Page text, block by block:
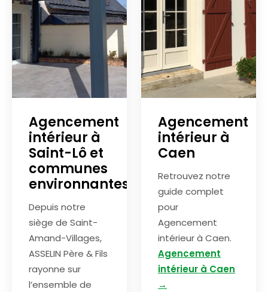
Agencement
intérieur à
Saint-Lô et
communes
environnantes
Depuis notre
siège de Saint-
Amand-Villages,
ASSELIN Père & Fils
rayonne sur
l’ensemble de
Agencement
intérieur à
Caen
Retrouvez notre
guide complet
pour
Agencement
intérieur à Caen.
Agencement
intérieur à Caen
→